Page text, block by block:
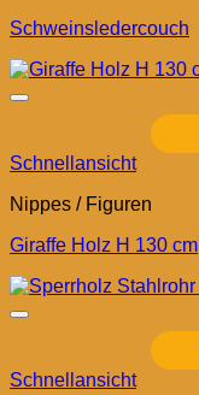
Schweinsledercouch
Schnellansicht
Nippes / Figuren
Giraffe Holz H 130 cm
Schnellansicht